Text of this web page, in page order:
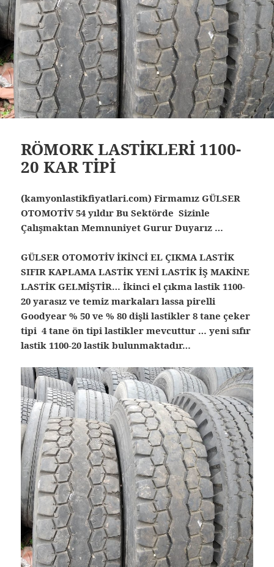
RÖMORK LASTİKLERİ 1100-
20 KAR TİPİ
(kamyonlastikfiyatlari.com) Firmamız GÜLSER
OTOMOTİV 54 yıldır Bu Sektörde Sizinle
Çalışmaktan Memnuniyet Gurur Duyarız …
GÜLSER OTOMOTİV İKİNCİ EL ÇIKMA LASTİK
SIFIR KAPLAMA LASTİK YENİ LASTİK İŞ MAKİNE
LASTİK GELMİŞTİR… İkinci el çıkma lastik 1100-
20 yarasız ve temiz markaları lassa pirelli
Goodyear % 50 ve % 80 dişli lastikler 8 tane çeker
tipi 4 tane ön tipi lastikler mevcuttur … yeni sıfır
lastik 1100-20 lastik bulunmaktadır…